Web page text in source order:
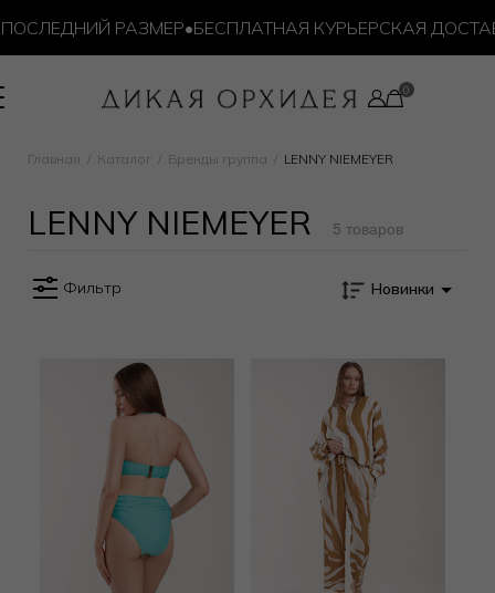
РАЗМЕР•БЕСПЛАТНАЯ КУРЬЕРСКАЯ
Главная Каталог Бренды группа LENNY NIEMEYER
LENNY NIEMEYER 5 товаров
Фильтр Новинки